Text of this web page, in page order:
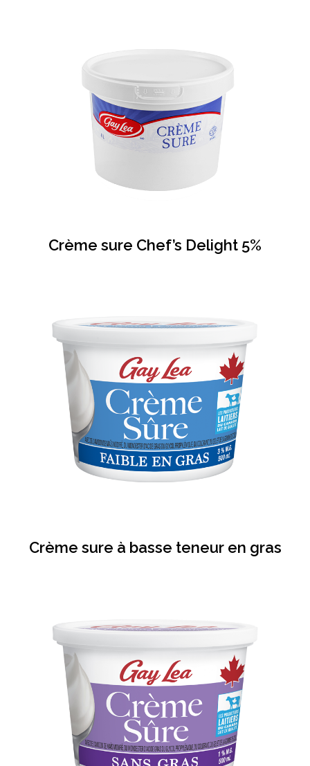
Crème sure Chef’s Delight 5%
Crème sure à basse teneur en gras